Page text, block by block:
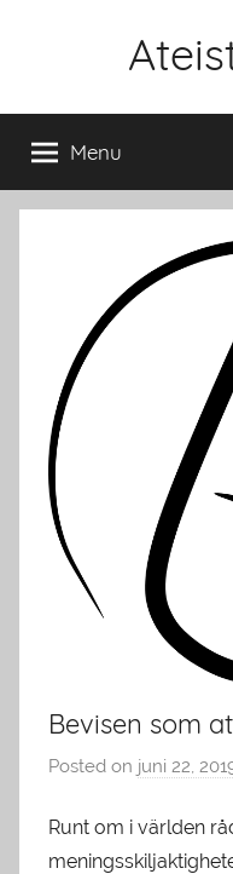
Menu
Bevisen som
Posted on juni 22,
Runt om i världen